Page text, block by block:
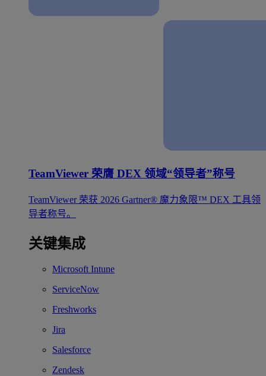
TeamViewer 荣膺 DEX 领域“领导者”称号
TeamViewer 荣获 2026 Gartner® 魔力象限™ DEX 工具领
导者称号。
关键集成
Microsoft Intune
ServiceNow
Freshworks
Jira
Salesforce
Zendesk